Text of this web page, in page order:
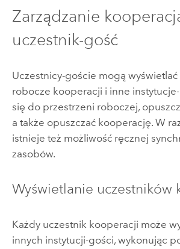
Zarządzanie
uczestnik-gość
Uczestnicy-goście mogą
robocze kooperacji i inne instytucje-
się do przestrzeni roboczej,
a także opuszczać kooperację. W
istnieje też możliwość ręcznej
zasobów.
Wyświetlanie uczestników
Każdy uczestnik kooperacji może
innych instytucji-gości, wykonując